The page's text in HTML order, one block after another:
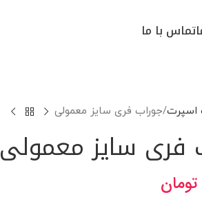
تماس با ما
اسپرت جوراب فری سایز معمولی
فری سایز معمولی
تومان